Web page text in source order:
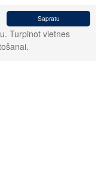
Sapratu
Turpinot vietnes